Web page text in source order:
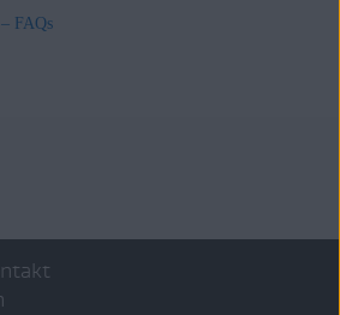
FAQs